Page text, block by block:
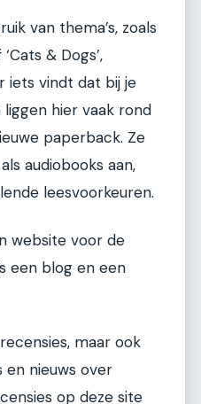
van thema’s, zoals
& Dogs’,
iets vindt dat bij je
hier vaak rond
paperback. Ze
audiobooks aan,
leesvoorkeuren.
website voor de
een blog en een
maar ook
nieuws over
op deze site